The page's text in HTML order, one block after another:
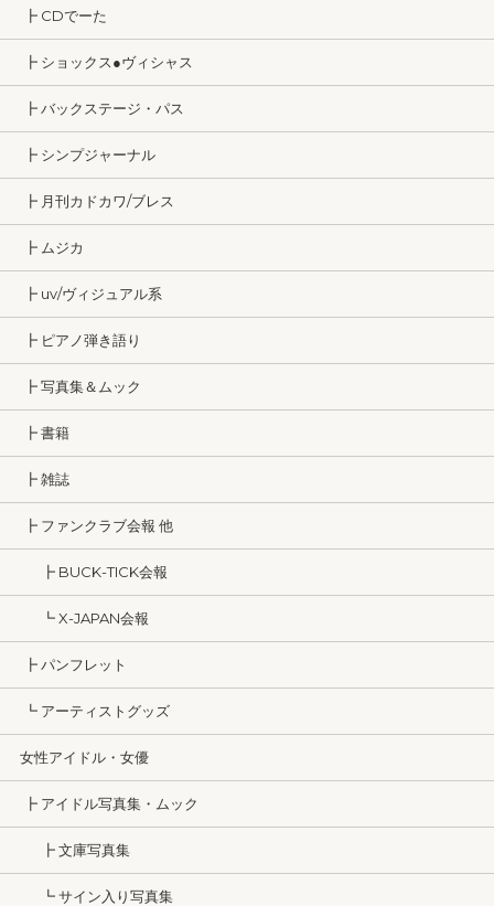
┣ CDでーた
┣ ショックス●ヴィシャス
┣ バックステージ・パス
┣ シンプジャーナル
┣ 月刊カドカワ/ブレス
┣ ムジカ
┣ uv/ヴィジュアル系
┣ ピアノ弾き語り
┣ 写真集＆ムック
┣ 書籍
┣ 雑誌
┣ ファンクラブ会報 他
┣ BUCK-TICK会報
┗ X-JAPAN会報
┣ パンフレット
┗ アーティストグッズ
女性アイドル・女優
┣ アイドル写真集・ムック
┣ 文庫写真集
┗ サイン入り写真集